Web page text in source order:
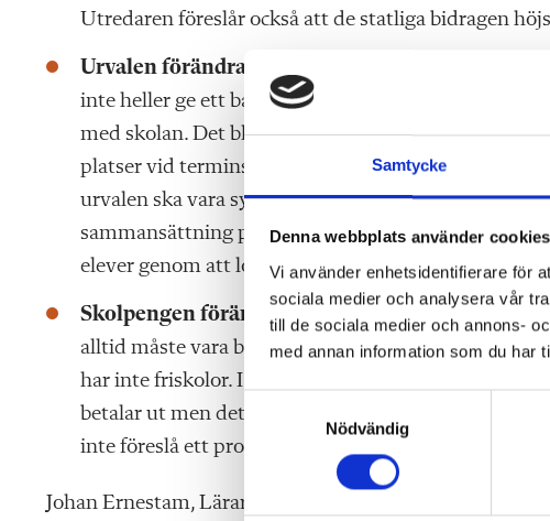
Samtycke
Denna webbplats använder cookies
Vi använder enhetsidentifierare för
sociala medier och analysera vår
till de sociala medier och annons-
med annan information som du har
m
y
Nödvändig
Utredaren föreslår också att de statliga bidragen
Urvalen förändras
inte heller ge ett barn förtur till en skola om den gått
med skolan. Det blir alltså inte möjligt att ställa
platser vid terminsstart är öppna att söka utifrån
urvalen ska vara syskonförtur, ett geografiskt
sammansättning på skolan, eller förtur till en
elever genom att lotta in dem antingen helt eller i
Skolpengen förändras . Kommuner ska kunna
alltid måste vara beredda på att erbjuda en elev i
har inte friskolor. I snitt beräknas det ligga kring 8-
betalar ut men det finns stora variationer både
inte föreslå ett procentuellt schablonbelopp utan att
Johan Ernestam, Lärarförbundets ekonomiska expert,